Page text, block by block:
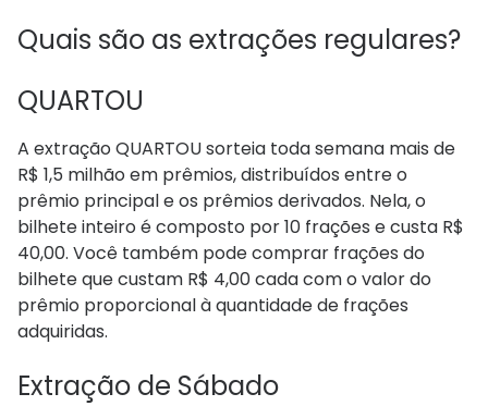
Quais são as extrações regulare​s?
QUARTOU
A extração QUARTOU sorteia toda semana mais de
R$ 1,5 milhão em prêmios, distribuídos entre o
prêmio principal e os prêmios derivados. Nela, o
bilhete inteiro é composto por 10 frações e custa R$
40,00. Você também pode comprar frações do
bilhete que custam R$ 4,00 cada com o valor do
prêmio proporcional à quantidade de frações
adquiridas.
Extração de Sábado